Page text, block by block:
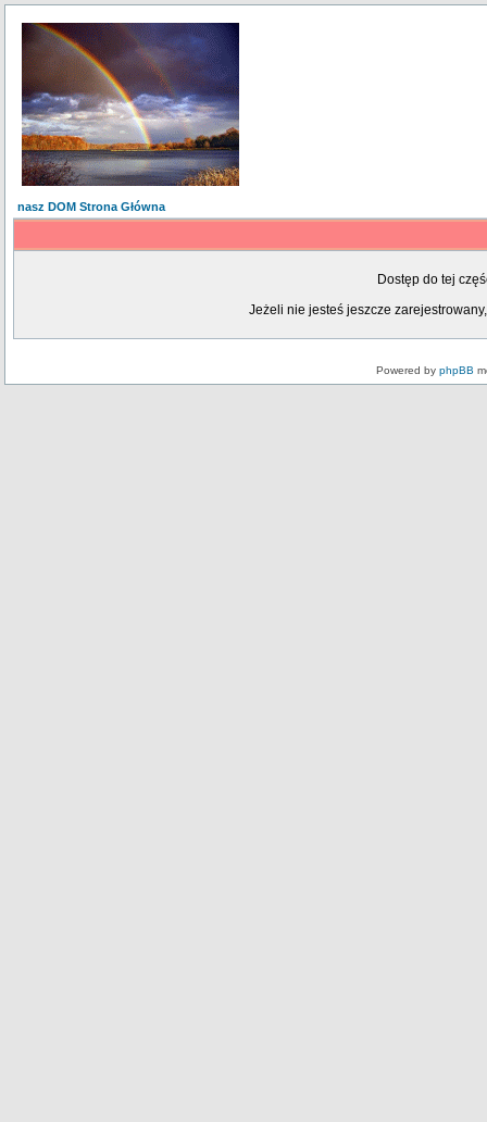
nasz DOM Strona Główna
Dostęp do tej
Jeżeli nie jesteś jeszcze
Powered by phpBB